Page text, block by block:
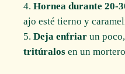
Hornea durante 20-
ajo esté tierno y
Deja enfriar un
tritúralos en un